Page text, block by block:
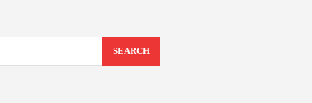
SEARCH